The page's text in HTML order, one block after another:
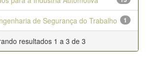
de Segurança do Trabalho 1
resultados 1 a 3 de 3